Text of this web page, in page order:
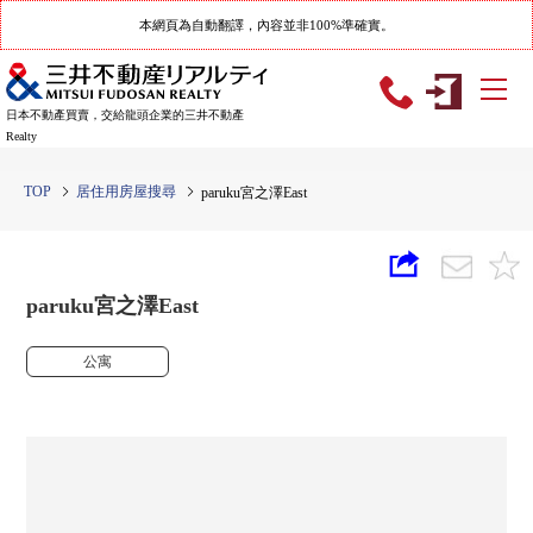
本網頁為自動翻譯，內容並非100%準確實。
日本不動產買賣，交給龍頭企業的三井不動產
Realty
TOP 居住用房屋搜尋 paruku宮之澤East
paruku宮之澤East
公寓